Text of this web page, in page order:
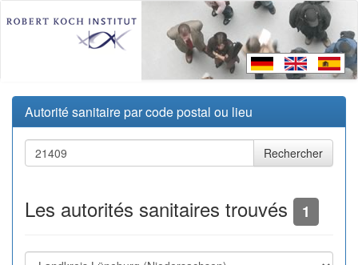
Autorité sanitaire par code postal ou lieu
Les autorités sanitaires trouvés 1